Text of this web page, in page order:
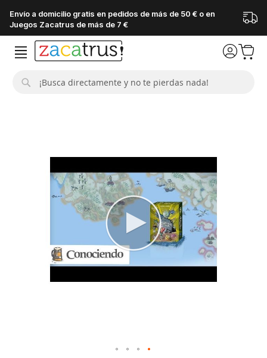
Envío a domicilio gratis en pedidos de más de 50 € o en
Juegos Zacatrus de más de 7 €